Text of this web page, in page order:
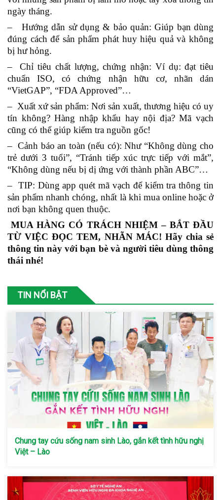
ngày tháng.
– Hướng dẫn sử dụng & bảo quản:Giúp bạn dùng
đúng cách để sản phẩm phát huy hiệu quả và không
bị hư hỏng.
– Chỉ tiêu chất lượng, chứng nhận: Ví dụ: đạt tiêu
chuẩn ISO, có chứng nhận hữu cơ, nhãn dán
“VietGAP”, “FDA Approved”…
– Xuất xứ sản phẩm: Nơi sản xuất, thương hiệu có uy
tín không? Hàng nhập khẩu hay nội địa? Mã vạch
cũng có thể giúp kiểm tra nguồn gốc!
– Cảnh báo an toàn (nếu có):Như “Không dùng cho
trẻ dưới 3 tuổi”, “Tránh tiếp xúc trực tiếp với mắt”,
“Không dùng nếu bị dị ứng với thành phần ABC”…
– TIP: Dùng app quét mã vạch để kiểm tra thông tin
sản phẩm nhanh chóng, nhất là khi mua online hoặc ở
nơi bạn không quen thuộc.
MUA HÀNG CÓ TRÁCH NHIỆM – BẮT ĐẦU
TỪ VIỆC ĐỌC TEM, NHÃN MÁC! Hãy chia sẻ
thông tin này với bạn bè và người tiêu dùng thông
thái nhé!
TIN NỔI BẬT
Chung tay cứu sống nam sinh Lào, gắn kết tình hữu nghị
Việt – Lào